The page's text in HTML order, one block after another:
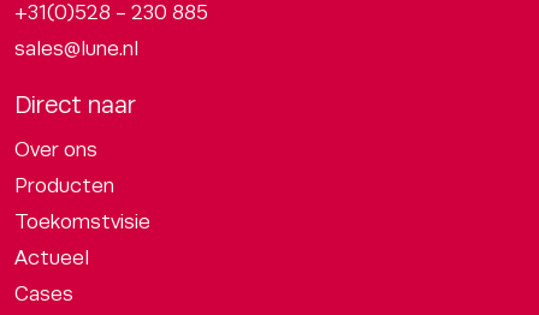
+31(0)528 - 230 885
sales@lune.nl
Direct naar
Over ons
Producten
Toekomstvisie
Actueel
Cases